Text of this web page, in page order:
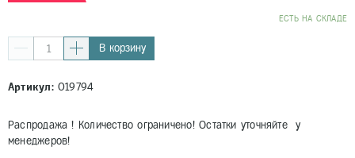
EСТЬ НА СКЛАДЕ
В корзину
Артикул:019794
Распродажа ! Количество ограничено! Остатки уточняйте у
менеджеров!